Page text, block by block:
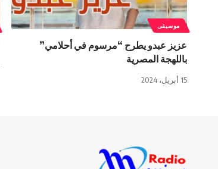
موسيقى
عزيز عبدو يطرح “مرسوم في أحلامي”
باللهجة المصرية
15 أبريل، 2024